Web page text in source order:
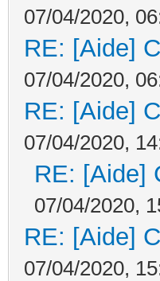
07/04/2020,
RE: [Aide]
07/04/2020,
RE: [Aide]
07/04/2020,
RE: [Aide]
07/04/2020,
RE: [Aide]
07/04/2020,